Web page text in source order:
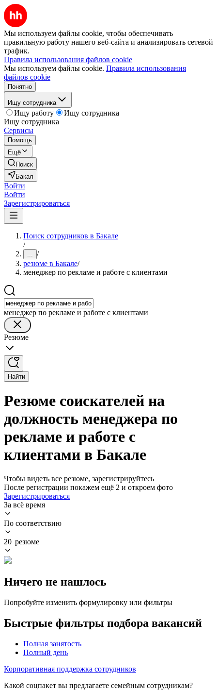
Мы используем файлы cookie, чтобы обеспечивать
правильную работу нашего веб-сайта и анализировать сетевой
трафик.
Правила использования файлов cookie
Мы используем файлы cookie. Правила использования
файлов cookie
Понятно
Ищу сотрудника
Ищу работу
Ищу сотрудника
Ищу сотрудника
Сервисы
Помощь
Ещё
Поиск
Бакал
Войти
Войти
Зарегистрироваться
Поиск сотрудников в Бакале
/
... /
резюме в Бакале/
менеджер по рекламе и работе с клиентами
менеджер по рекламе и работе с клиентами
Резюме
Найти
Резюме соискателей на
должность менеджера по
рекламе и работе с
клиентами в Бакале
Чтобы видеть все резюме, зарегистрируйтесь
После регистрации покажем ещё 2 и откроем фото
Зарегистрироваться
За всё время
По соответствию
20 резюме
Ничего не нашлось
Попробуйте изменить формулировку или фильтры
Быстрые фильтры подбора вакансий
Полная занятость
Полный день
Корпоративная поддержка сотрудников
Какой соцпакет вы предлагаете семейным сотрудникам?